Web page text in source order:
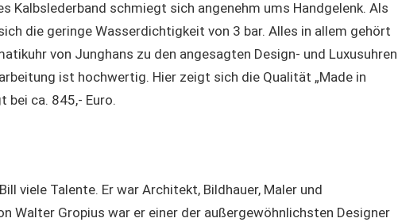
Kalbslederband schmiegt sich angenehm ums Handgelenk. Als
die geringe Wasserdichtigkeit von 3 bar. Alles in allem gehört
von Junghans zu den angesagten Design- und Luxusuhren
ist hochwertig. Hier zeigt sich die Qualität „Made in
bei ca. 845,- Euro.
viele Talente. Er war Architekt, Bildhauer, Maler und
Walter Gropius war er einer der außergewöhnlichsten Designer